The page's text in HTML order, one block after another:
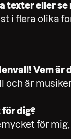
texter eller
i flera olika
Vem är
och är
dig?
för